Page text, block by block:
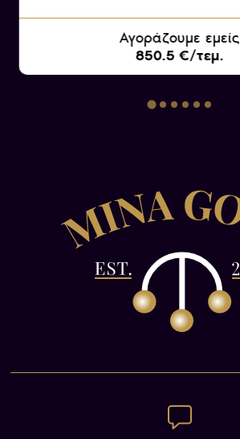
Αγοράζουμε εμείς
850.5 €/τεμ.